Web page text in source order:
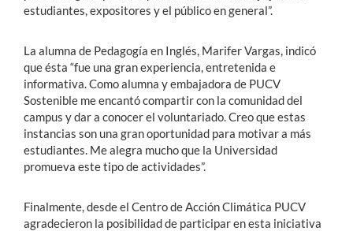
estudiantes, expositores y el público en general”.
La alumna de Pedagogía en Inglés, Marifer Vargas, indicó
que ésta “fue una gran experiencia, entretenida e
informativa. Como alumna y embajadora de PUCV
Sostenible me encantó compartir con la comunidad del
campus y dar a conocer el voluntariado. Creo que estas
instancias son una gran oportunidad para motivar a más
estudiantes. Me alegra mucho que la Universidad
promueva este tipo de actividades”.
Finalmente, desde el Centro de Acción Climática PUCV
agradecieron la posibilidad de participar en esta iniciativa